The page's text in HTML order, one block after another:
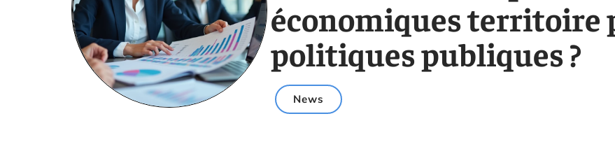
économiques territoire
politiques publiques ?
News